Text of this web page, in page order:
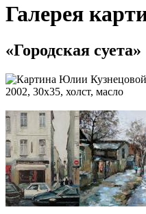
Галерея
«Городская суета»
2002, 30х35, холст, масло